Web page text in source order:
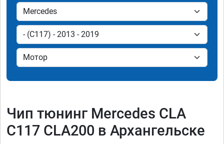
Чип тюнинг Mercedes CLA
C117 CLA200 в Архангельске